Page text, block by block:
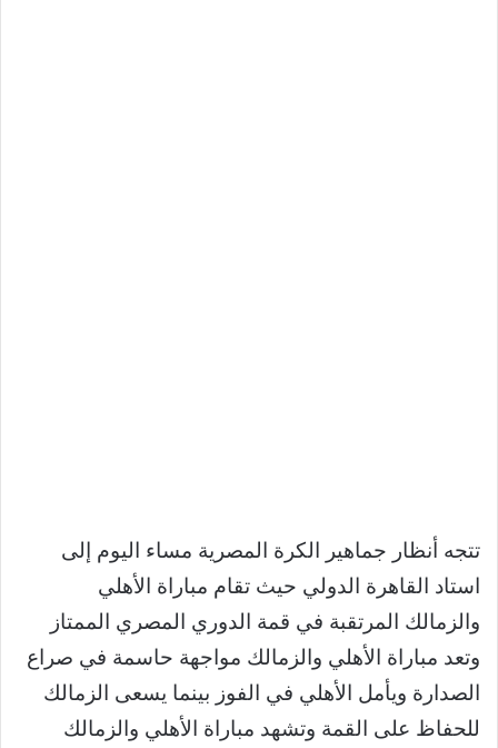
تتجه أنظار جماهير الكرة المصرية مساء اليوم إلى
استاد القاهرة الدولي حيث تقام مباراة الأهلي
والزمالك المرتقبة في قمة الدوري المصري الممتاز
وتعد مباراة الأهلي والزمالك مواجهة حاسمة في صراع
الصدارة ويأمل الأهلي في الفوز بينما يسعى الزمالك
للحفاظ على القمة وتشهد مباراة الأهلي والزمالك